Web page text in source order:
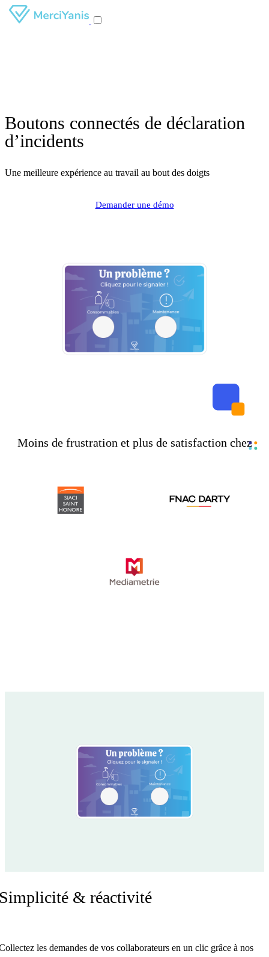
Boutons connectés de déclaration
d’incidents
Une meilleure expérience au travail au bout des doigts
Demander une démo
Moins de frustration et plus de satisfaction chez
& réactivité
les demandes de vos collaborateurs en un clic grâce à nos